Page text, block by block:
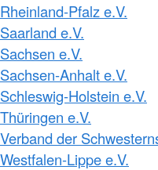
Rheinland-Pfalz e.V.
Saarland e.V.
Sachsen e.V.
Sachsen-Anhalt e.V.
Schleswig-Holstein e.V.
Thüringen e.V.
Verband der
Westfalen-Lippe e.V.